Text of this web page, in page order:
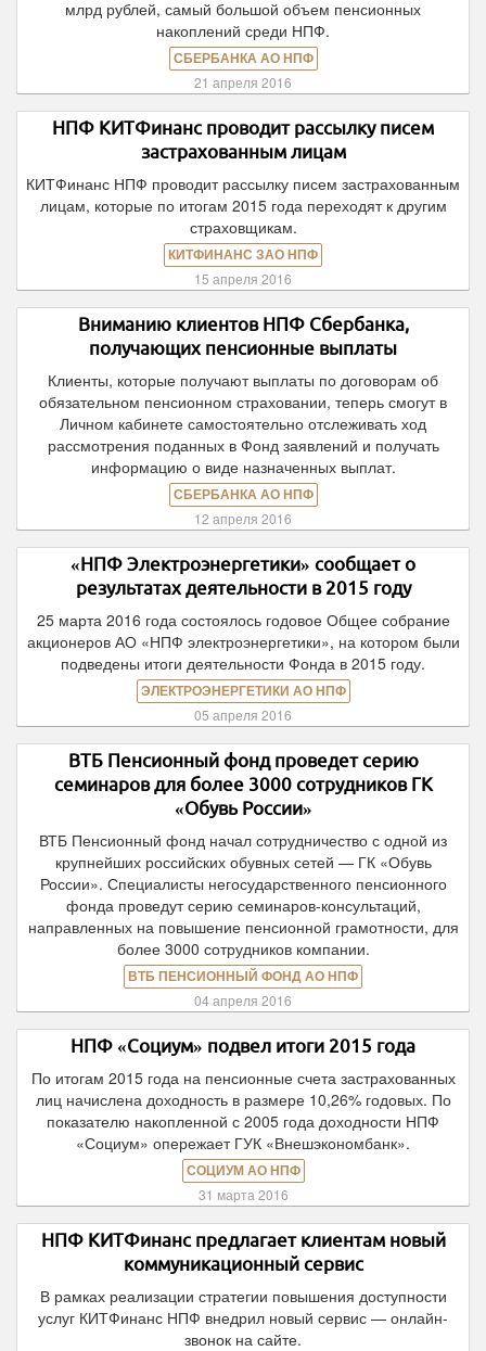
млрд рублей, самый большой объем пенсионных
накоплений среди НПФ.
СБЕРБАНКА АО НПФ
21 апреля 2016
НПФ КИТФинанс проводит рассылку писем
застрахованным лицам
КИТФинанс НПФ проводит рассылку писем застрахованным
лицам, которые по итогам 2015 года переходят к другим
страховщикам.
КИТФИНАНС ЗАО НПФ
15 апреля 2016
Вниманию клиентов НПФ Сбербанка,
получающих пенсионные выплаты
Клиенты, которые получают выплаты по договорам об
обязательном пенсионном страховании, теперь смогут в
Личном кабинете самостоятельно отслеживать ход
рассмотрения поданных в Фонд заявлений и получать
информацию о виде назначенных выплат.
СБЕРБАНКА АО НПФ
12 апреля 2016
«НПФ Электроэнергетики» сообщает о
результатах деятельности в 2015 году
25 марта 2016 года состоялось годовое Общее собрание
акционеров АО «НПФ электроэнергетики», на котором были
подведены итоги деятельности Фонда в 2015 году.
ЭЛЕКТРОЭНЕРГЕТИКИ АО НПФ
05 апреля 2016
ВТБ Пенсионный фонд проведет серию
семинаров для более 3000 сотрудников ГК
«Обувь России»
ВТБ Пенсионный фонд начал сотрудничество с одной из
крупнейших российских обувных сетей — ГК «Обувь
России». Специалисты негосударственного пенсионного
фонда проведут серию семинаров-консультаций,
направленных на повышение пенсионной грамотности, для
более 3000 сотрудников компании.
ВТБ ПЕНСИОННЫЙ ФОНД АО НПФ
04 апреля 2016
НПФ «Социум» подвел итоги 2015 года
По итогам 2015 года на пенсионные счета застрахованных
лиц начислена доходность в размере 10,26% годовых. По
показателю накопленной с 2005 года доходности НПФ
«Социум» опережает ГУК «Внешэкономбанк».
СОЦИУМ АО НПФ
31 марта 2016
НПФ КИТФинанс предлагает клиентам новый
коммуникационный сервис
В рамках реализации стратегии повышения доступности
услуг КИТФинанс НПФ внедрил новый сервис — онлайн-
звонок на сайте.